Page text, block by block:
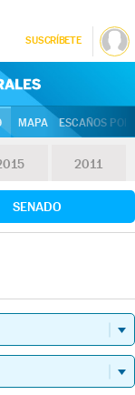
SUSCRÍBETE
MAPA ESCAÑOS
2011
SENADO